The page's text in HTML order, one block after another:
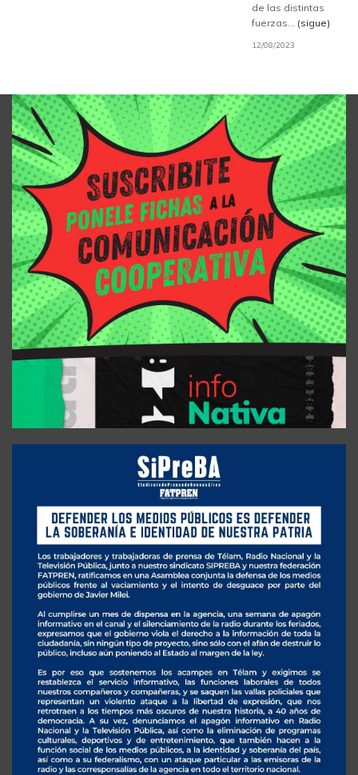
de las distintas
fuerzas... (sigue)
12/08/2023